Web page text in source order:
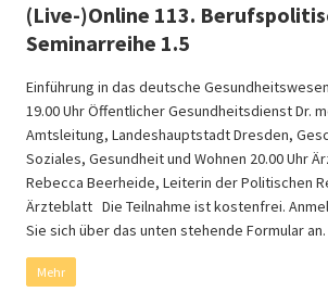
(Live-)Online 113.
Seminarreihe 1.5
Einführung in das deutsche
19.00 Uhr Öffentlicher Gesundheitsdienst Dr.
Amtsleitung, Landeshauptstadt Dresden,
Soziales, Gesundheit und Wohnen 20.00 Uhr
Rebecca Beerheide, Leiterin der Politischen
Ärzteblatt Die Teilnahme ist kostenfrei.
Sie sich über das unten stehende Formular
Mehr